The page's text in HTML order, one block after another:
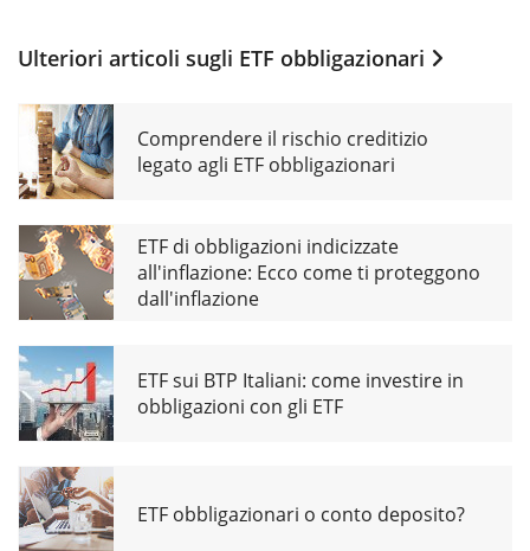
Ulteriori articoli sugli ETF obbligazionari
Comprendere il rischio creditizio
legato agli ETF obbligazionari
ETF di obbligazioni indicizzate
all'inflazione: Ecco come ti proteggono
dall'inflazione
ETF sui BTP Italiani: come investire in
obbligazioni con gli ETF
ETF obbligazionari o conto deposito?